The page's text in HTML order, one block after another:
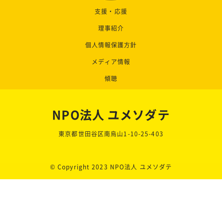
支援・応援
理事紹介
個人情報保護方針
メディア情報
傾聴
NPO法人 ユメソダテ
東京都世田谷区南烏山1-10-25-403
© Copyright 2023 NPO法人 ユメソダテ